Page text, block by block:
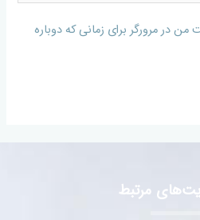
من در مرورگر برای زمانی که دوباره
مرتبط